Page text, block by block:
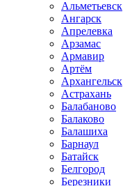
Альметьевск
Ангарск
Апрелевка
Арзамас
Армавир
Артём
Архангельск
Астрахань
Балабаново
Балаково
Балашиха
Барнаул
Батайск
Белгород
Березники